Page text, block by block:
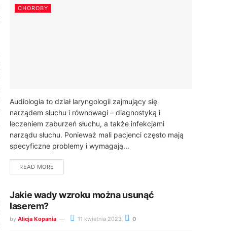
CHOROBY
Audiologia to dział laryngologii zajmujący się
narządem słuchu i równowagi – diagnostyką i
leczeniem zaburzeń słuchu, a także infekcjami
narządu słuchu. Ponieważ mali pacjenci często mają
specyficzne problemy i wymagają...
READ MORE
Jakie wady wzroku można usunąć
laserem?
by Alicja Kopania 11 kwietnia 2023 0